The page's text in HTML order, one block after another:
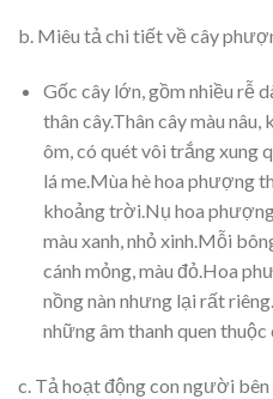
b. Miêu tả chi tiết về cây
Gốc cây lớn, gồm nhiều rễ
thân cây.Thân cây màu
ôm, có quét vôi trắng xung
lá me.Mùa hè hoa phượng
khoảng trời.Nụ hoa
màu xanh, nhỏ xinh.Mỗi
cánh mỏng, màu đỏ.Hoa
nồng nàn nhưng lại rất
những âm thanh quen thuộc
c. Tả hoạt động con người